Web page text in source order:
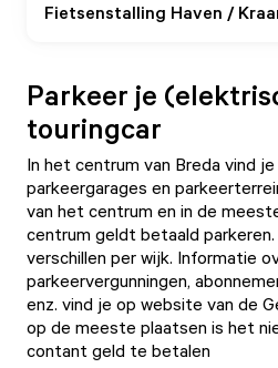
Fietsenstalling Haven /
Parkeer je
touringcar
In het centrum van Breda vind
parkeergarages en
van het centrum en in de
centrum geldt betaald
verschillen per wijk. Informatie
parkeervergunningen,
enz. vind je op website van de
op de meeste plaatsen is het
contant geld te betalen